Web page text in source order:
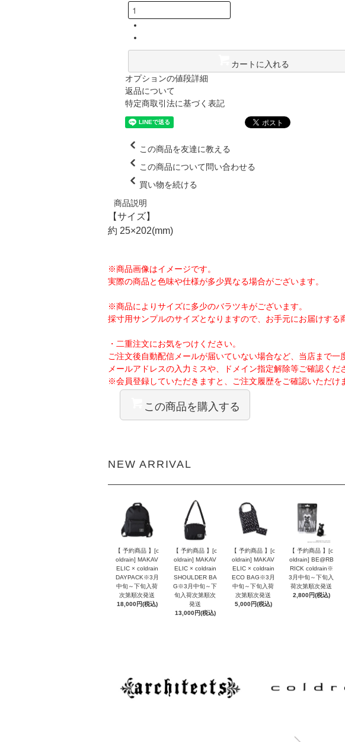
カートに入れる
オプションの値段詳細
返品について
特定商取引法に基づく表記
この商品を友達に教える
この商品について問い合わせる
買い物を続ける
商品説明
【サイズ】
約 25×202(mm)
※商品画像はイメージです。
実際の商品と色味や仕様が多少異なる場合がございます。
※商品によりサイズに多少のバラツキがございます。
採寸用サンプルのサイズとなりますので、お手元にお届けする
・二重注文にお気をつけください。
ご注文後自動配信メールが届いていない場合など、当店まで一
メールアドレスの入力ミスや、ドメイン指定解除等ご確認くだ
※会員登録していただきますと、ご注文履歴をご確認いただけ
この商品を購入する
NEW ARRIVAL
【 予約商品 】[c
oldrain] MAKAV
ELIC × coldrain
DAYPACK※3月
中旬～下旬入荷
次第順次発送
18,000円(税込)
【 予約商品 】[c
oldrain] MAKAV
ELIC × coldrain
SHOULDER BA
G※3月中旬～下
旬入荷次第順次
発送
13,000円(税込)
【 予約商品 】[c
oldrain] MAKAV
ELIC × coldrain
ECO BAG※3月
中旬～下旬入荷
次第順次発送
5,000円(税込)
【 予約商品 】[c
oldrain] BE@RB
RICK coldrain※
3月中旬～下旬入
荷次第順次発送
2,800円(税込)